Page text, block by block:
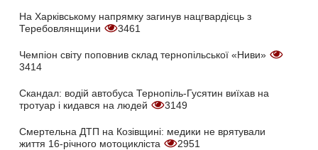
На Харківському напрямку загинув нацгвардієць з
Теребовлянщини
3461
Чемпіон світу поповнив склад тернопільської «Ниви»
3414
Скандал: водій автобуса Тернопіль-Гусятин виїхав на
тротуар і кидався на людей
3149
Смертельна ДТП на Козівщині: медики не врятували
життя 16-річного мотоцикліста
2951